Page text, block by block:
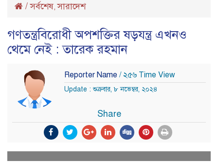
/সর্বশেষ,সারাদেশ
গণতন্ত্রবিরোধী অপশক্তির ষড়যন্ত্র এখনও
থেমে নেই : তারেক রহমান
Reporter Name / ২৫৬ Time View
Update : শুক্রবার, ৮ নভেম্বর, ২০২৪
Share